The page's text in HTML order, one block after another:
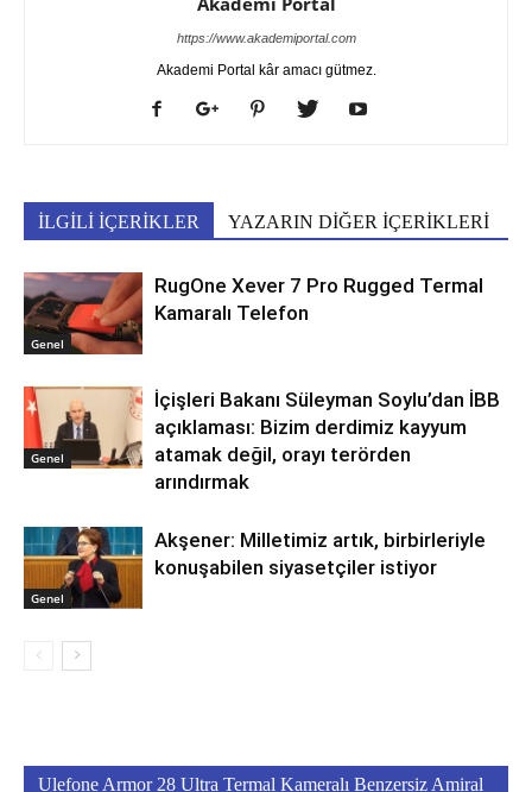
https://www.akademiportal.com
Akademi Portal kâr amacı gütmez.
İLGİLİ İÇERİKLER YAZARIN DİĞER İÇERİKLERİ
Genel
RugOne Xever 7 Pro Rugged Termal
Kamaralı Telefon
Genel
İçişleri Bakanı Süleyman Soylu’dan İBB
açıklaması: Bizim derdimiz kayyum
atamak değil, orayı terörden
arındırmak
Genel
Akşener: Milletimiz artık, birbirleriyle
konuşabilen siyasetçiler istiyor
Ulefone Armor 28 Ultra Termal Kameralı Benzersiz Amiral